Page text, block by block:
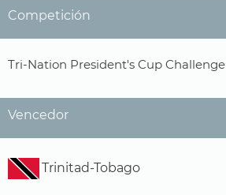
Competición
Tri-Nation President's Cup Challenge
Vencedor
Trinitad-Tobago